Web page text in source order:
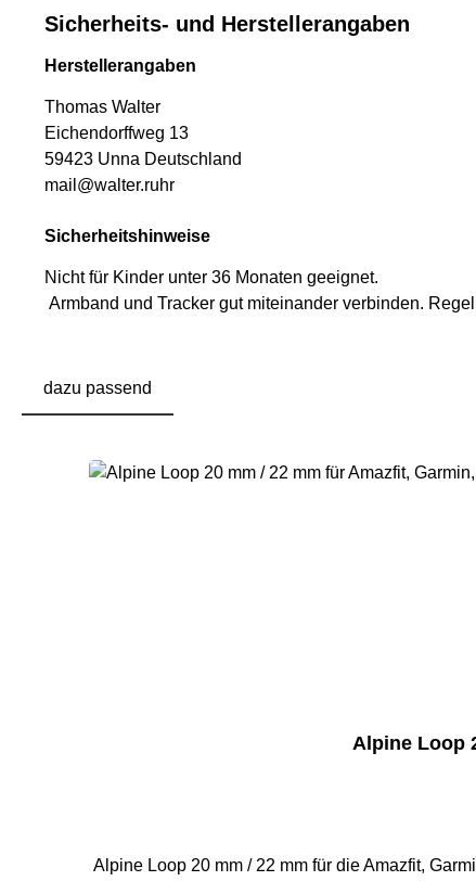
Sicherheits- und Herstellerangaben
Herstellerangaben
Thomas Walter
Eichendorffweg 13
59423 Unna Deutschland
mail@walter.ruhr
Sicherheitshinweise
Nicht für Kinder unter 36 Monaten geeignet.
Armband und Tracker gut miteinander verbinden.
dazu passend
Alpine Loop
Alpine Loop 20 mm / 22 mm für die Amazfit, Garmin, Huawei und Samsung Galaxy Watch